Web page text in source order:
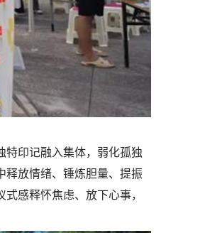
特印记融入集体，弱化孤独
释放情绪、锤炼胆量、提振
感释怀焦虑、放下心事，
检监察干部党纪学习教育警示教育暨业